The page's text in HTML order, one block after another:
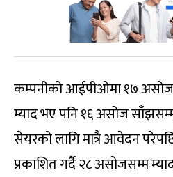
कम्पनीको आईपीओमा १७
म्याद भए पनि १६ असोज
सेयरको लागि मात्रै आवेदन
प्रकाशित गर्दै २८ असोजसम्म